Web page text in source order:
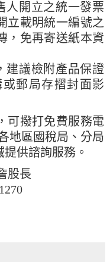
人開立之統一發票
立載明統一編號之
，免再寄送紙本資
建議檢附產品保證
郵局存摺封面影
可撥打免費服務電
地區國稅局、分局
供諮詢服務。
股長